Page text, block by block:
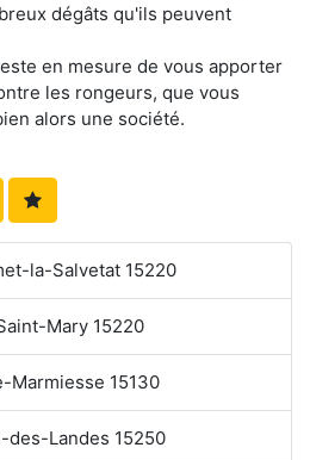
dégâts qu'ils peuvent
en mesure de vous apporter
les rongeurs, que vous
alors une société.
la-Salvetat 15220
Mary 15220
Marmiesse 15130
des-Landes 15250